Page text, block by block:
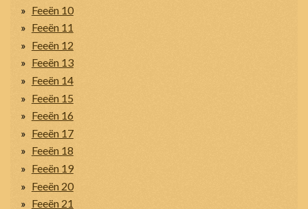
Feeën 10
Feeën 11
Feeën 12
Feeën 13
Feeën 14
Feeën 15
Feeën 16
Feeën 17
Feeën 18
Feeën 19
Feeën 20
Feeën 21